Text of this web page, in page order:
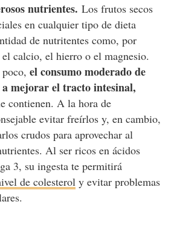
nutrientes. Los frutos secos
en cualquier tipo de dieta
de nutritentes como, por
calcio, el hierro o el magnesio.
el consumo moderado de
a mejorar el tracto intesinal,
contienen. A la hora de
evitar freírlos y, en cambio,
crudos para aprovechar al
Al ser ricos en ácidos
3, su ingesta te permitirá
de colesteroly evitar problemas